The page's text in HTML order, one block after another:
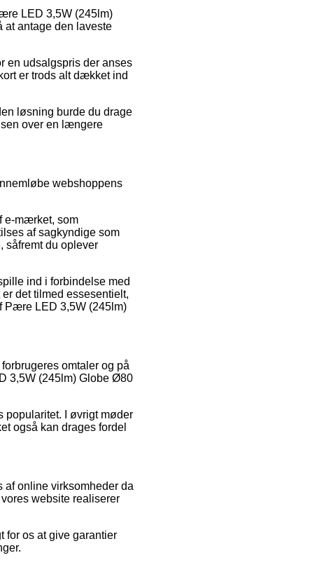
LED 3,5W (245lm)
at antage den laveste
en udsalgspris der anses
er trods alt dækket ind
løsning burde du drage
over en længere
webshoppens
e-mærket, som
af sagkyndige som
såfremt du oplever
ind i forbindelse med
det tilmed essesentielt,
Pære LED 3,5W (245lm)
omtaler og på
3,5W (245lm) Globe Ø80
popularitet. I øvrigt møder
også kan drages fordel
online virksomheder da
website realiserer
for os at give garantier